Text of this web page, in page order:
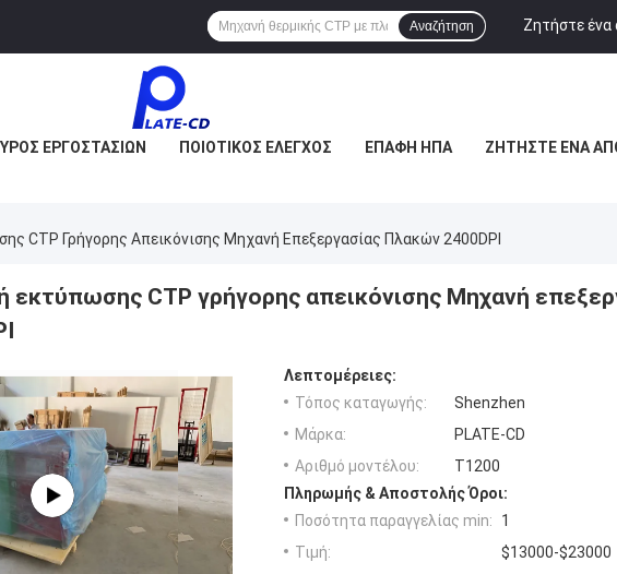
Ζητήστε
Αναζήτηση
ΕΡΓΟΣΤΑΣΊΩΝ ΠΟΙΟΤΙΚΌΣ ΈΛΕΓΧΟΣ ΕΠΑΦΉ ΗΠΑ ΖΗΤΉΣΤΕ ΈΝΑ
CTP Γρήγορης Απεικόνισης Μηχανή Επεξεργασίας Πλακών 2400DPI
εκτύπωσης CTP γρήγορης απεικόνισης Μηχανή
Λεπτομέρειες:
Τόπος καταγωγής:
Shenzhen
Μάρκα:
PLATE-CD
Αριθμό μοντέλου:
T1200
Πληρωμής & Αποστολής Όροι:
Ποσότητα παραγγελίας min:
1
Τιμή:
$13000-$23000